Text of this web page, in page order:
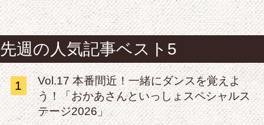
先週の人気記事ベスト5
1
Vol.17 本番間近！一緒にダンスを覚えよ
う！「おかあさんといっしょスペシャルス
テージ2026」